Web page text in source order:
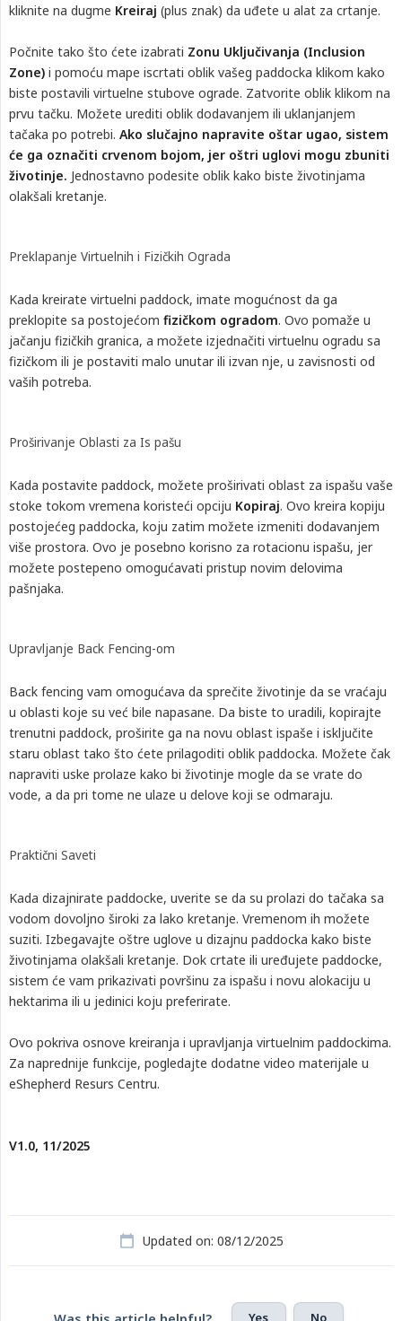
kliknite na dugme Kreiraj (plus znak) da uđete u alat za crtanje.
Počnite tako što ćete izabrati Zonu Uključivanja (Inclusion
Zone) i pomoću mape iscrtati oblik vašeg paddocka klikom kako
biste postavili virtuelne stubove ograde. Zatvorite oblik klikom na
prvu tačku. Možete urediti oblik dodavanjem ili uklanjanjem
tačaka po potrebi. Ako slučajno napravite oštar ugao, sistem
će ga označiti crvenom bojom, jer oštri uglovi mogu zbuniti
životinje. Jednostavno podesite oblik kako biste životinjama
olakšali kretanje.
Preklapanje Virtuelnih i Fizičkih Ograda
Kada kreirate virtuelni paddock, imate mogućnost da ga
preklopite sa postojećom fizičkom ogradom. Ovo pomaže u
jačanju fizičkih granica, a možete izjednačiti virtuelnu ogradu sa
fizičkom ili je postaviti malo unutar ili izvan nje, u zavisnosti od
vaših potreba.
Proširivanje Oblasti za Is pašu
Kada postavite paddock, možete proširivati oblast za ispašu vaše
stoke tokom vremena koristeći opciju Kopiraj. Ovo kreira kopiju
postojećeg paddocka, koju zatim možete izmeniti dodavanjem
više prostora. Ovo je posebno korisno za rotacionu ispašu, jer
možete postepeno omogućavati pristup novim delovima
pašnjaka.
Upravljanje Back Fencing-om
Back fencing vam omogućava da sprečite životinje da se vraćaju
u oblasti koje su već bile napasane. Da biste to uradili, kopirajte
trenutni paddock, proširite ga na novu oblast ispaše i isključite
staru oblast tako što ćete prilagoditi oblik paddocka. Možete čak
napraviti uske prolaze kako bi životinje mogle da se vrate do
vode, a da pri tome ne ulaze u delove koji se odmaraju.
Praktični Saveti
Kada dizajnirate paddocke, uverite se da su prolazi do tačaka sa
vodom dovoljno široki za lako kretanje. Vremenom ih možete
suziti. Izbegavajte oštre uglove u dizajnu paddocka kako biste
životinjama olakšali kretanje. Dok crtate ili uređujete paddocke,
sistem će vam prikazivati površinu za ispašu i novu alokaciju u
hektarima ili u jedinici koju preferirate.
Ovo pokriva osnove kreiranja i upravljanja virtuelnim paddockima.
Za naprednije funkcije, pogledajte dodatne video materijale u
eShepherd Resurs Centru.
V1.0, 11/2025
Updated on: 08/12/2025